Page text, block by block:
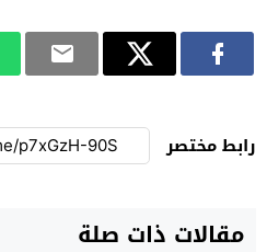
رابط مختصر
مقالات ذات صلة